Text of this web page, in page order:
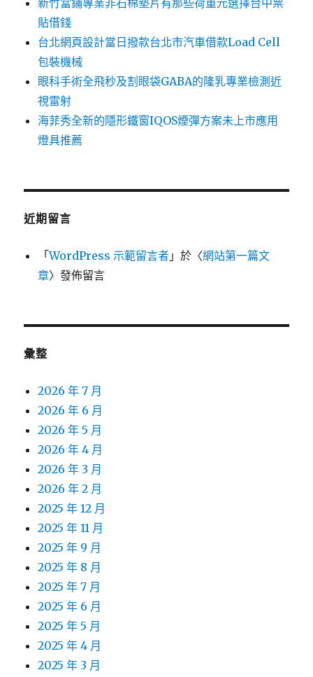
新竹當鋪專業非石棉墊片有那些荷重元選擇台中票
貼借錢
台北網頁設計當日撥款台北市汽車借款Load Cell
包裝機械
眼科手術全飛秒及割眼袋GABA的隆乳專業檢測近
視雷射
海菲秀全新的隱形鐵窗IQOS煙彈方案未上市應用
燈具推薦
近期留言
「WordPress 示範留言者 」於〈網站第一篇文
章〉發佈留言
彙整
2026 年 7 月
2026 年 6 月
2026 年 5 月
2026 年 4 月
2026 年 3 月
2026 年 2 月
2025 年 12 月
2025 年 11 月
2025 年 9 月
2025 年 8 月
2025 年 7 月
2025 年 6 月
2025 年 5 月
2025 年 4 月
2025 年 3 月